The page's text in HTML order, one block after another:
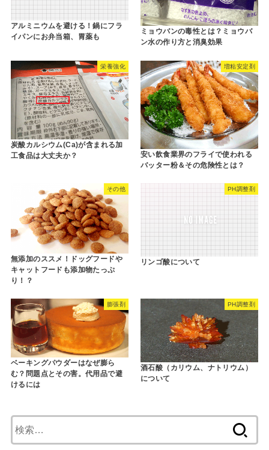
アルミニウムを避ける！鍋にフラ
イパンにお弁当箱、胃薬も
ミョウバンの毒性とは？ミョウバ
ン水の作り方と消臭効果
栄養強化
炭酸カルシウム(Ca)が含まれる加
工食品は大丈夫か？
増粘安定剤
安い飲食業界のフライで使われる
バッター粉＆その危険性とは？
その他
無添加のススメ！ドッグフードや
キャットフードも添加物たっぷ
り！？
PH調整剤
リンゴ酸について
膨張剤
ベーキングパウダーはなぜ膨ら
む？問題点とその害。代用品で避
けるには
PH調整剤
酒石酸（カリウム、ナトリウム）
について
索